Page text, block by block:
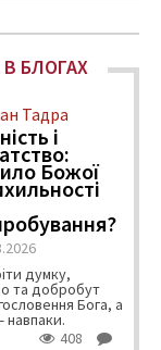
БЛОГАХ
Тадра
і
Божої
думку,
та добробут
Бога, а
навпаки.
408